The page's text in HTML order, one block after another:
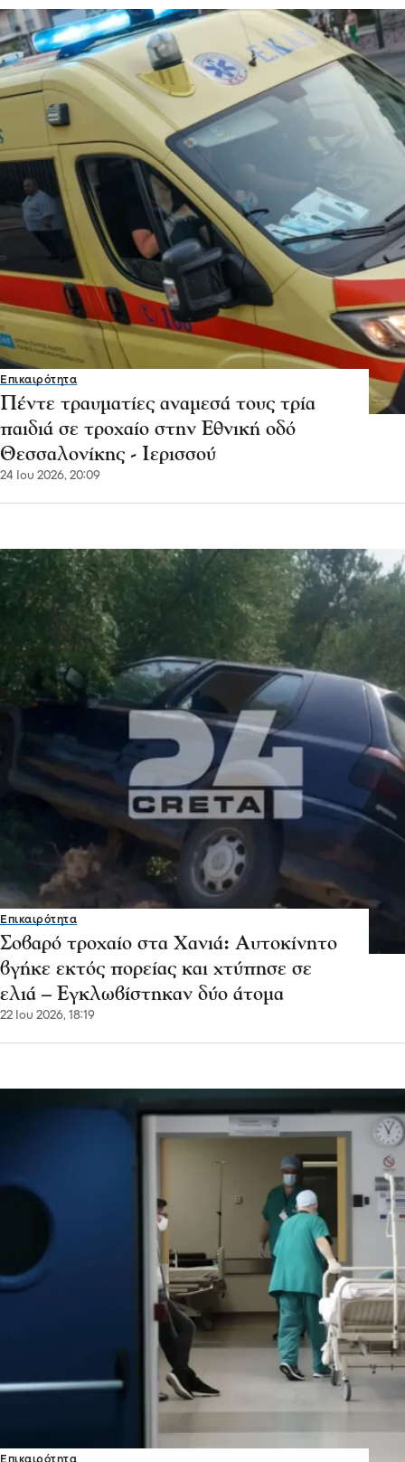
Επικαιρότητα
Πέντε τραυματίες αναμεσά τους τρία
παιδιά σε τροχαίο στην Εθνική οδό
Θεσσαλονίκης - Ιερισσού
24 Ιου 2026, 20:09
Επικαιρότητα
Σοβαρό τροχαίο στα Χανιά: Αυτοκίνητο
βγήκε εκτός πορείας και χτύπησε σε
ελιά – Εγκλωβίστηκαν δύο άτομα
22 Ιου 2026, 18:19
Επικαιρότητα